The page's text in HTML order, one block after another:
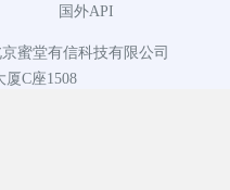
国外API
蜜堂有信科技有限公司
C座1508